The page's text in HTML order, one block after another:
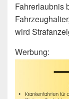
Fahrerlaubnis
wird
Werbung: